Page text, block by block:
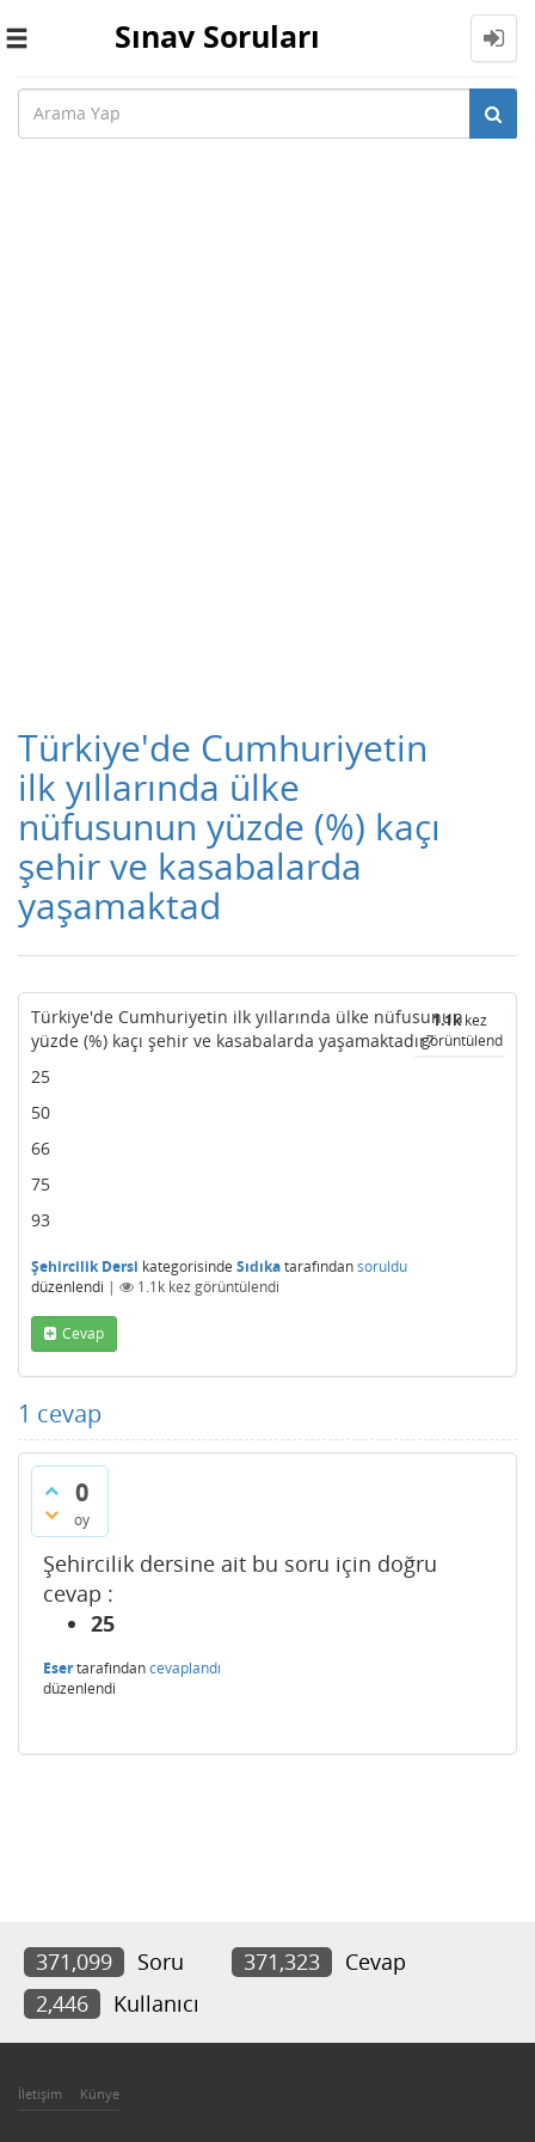
Toggle
Sınav Soruları
Türkiye'de Cumhuriyetin
ilk yıllarında ülke
nüfusunun yüzde (%) kaçı
şehir ve kasabalarda
yaşamaktad
1.1kkez
görüntülendi
Türkiye'de Cumhuriyetin ilk yıllarında ülke nüfusunun
yüzde (%) kaçı şehir ve kasabalarda yaşamaktadır?
25
50
66
75
93
Şehircilik Dersi kategorisinde Sıdıkatarafındansoruldu
düzenlendi | 1.1k kez görüntülendi
Cevap
1 cevap
0
oy
Şehircilik dersine ait bu soru için doğru
cevap :
25
Esertarafındancevaplandı
düzenlendi
371,099 Soru 371,323
Cevap
2,446
Kullanıcı
İletişim Künye